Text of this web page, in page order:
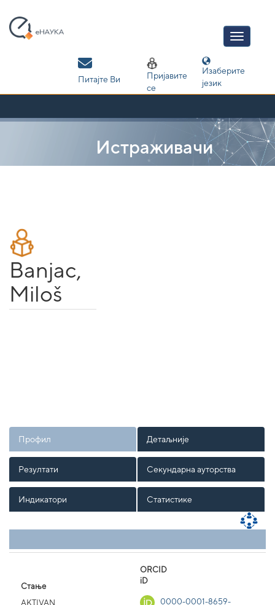
navigation
Питајте Ви
Пријавите
се
Изаберите
језик
Истраживачи
Banjac,
Miloš
Профил Детаљније
Резултати Секундарна ауторства
Индикатори Статистике
Стање
AKTIVAN
ORCID
iD
0000-0001-8659-